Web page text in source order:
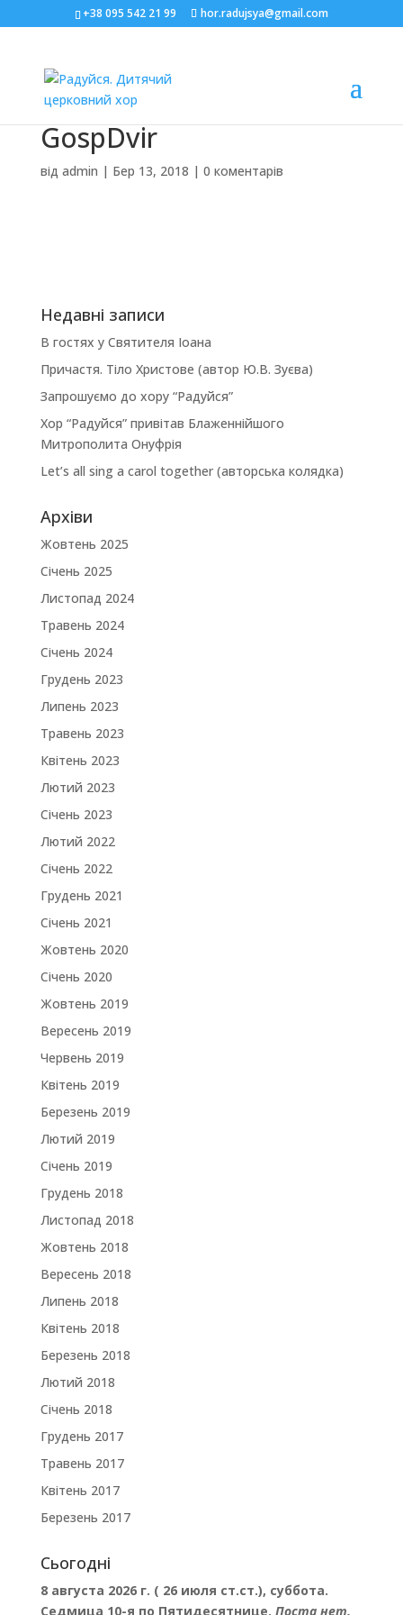
+38 095 542 21 99 hor.radujsya@gmail.com
GospDvir
від admin | Бер 13, 2018 | 0 коментарів
Недавні записи
В гостях у Святителя Іоана
Причастя. Тіло Христове (автор Ю.В. Зуєва)
Запрошуємо до хору “Радуйся”
Хор “Радуйся” привітав Блаженнійшого
Митрополита Онуфрія
Let’s all sing a carol together (авторська колядка)
Архіви
Жовтень 2025
Січень 2025
Листопад 2024
Травень 2024
Січень 2024
Грудень 2023
Липень 2023
Травень 2023
Квітень 2023
Лютий 2023
Січень 2023
Лютий 2022
Січень 2022
Грудень 2021
Січень 2021
Жовтень 2020
Січень 2020
Жовтень 2019
Вересень 2019
Червень 2019
Квітень 2019
Березень 2019
Лютий 2019
Січень 2019
Грудень 2018
Листопад 2018
Жовтень 2018
Вересень 2018
Липень 2018
Квітень 2018
Березень 2018
Лютий 2018
Січень 2018
Грудень 2017
Травень 2017
Квітень 2017
Березень 2017
Сьогодні
8 августа 2026 г. ( 26 июля ст.ст.), суббота.
Седмица 10-я по Пятидесятнице. Поста нет.